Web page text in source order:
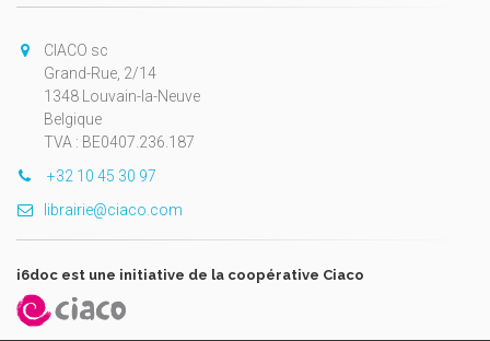
CIACO sc
Grand-Rue, 2/14
1348 Louvain-la-Neuve
Belgique
TVA : BE0407.236.187
+32 10 45 30 97
librairie@ciaco.com
i6doc est une initiative de la coopérative Ciaco